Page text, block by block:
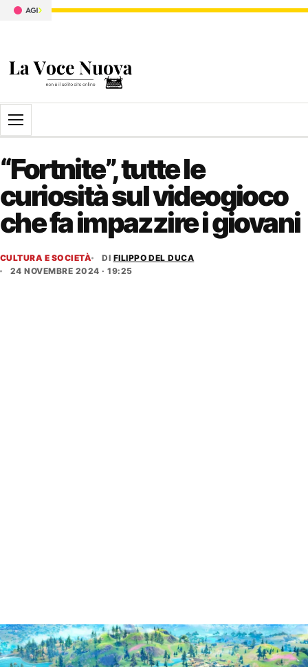
Apri il menu
“Fortnite”, tutte le
curiosità sul videogioco
che fa impazzire i giovani
CULTURA E SOCIETÀ DI FILIPPO DEL DUCA
24 NOVEMBRE 2024 · 19:25